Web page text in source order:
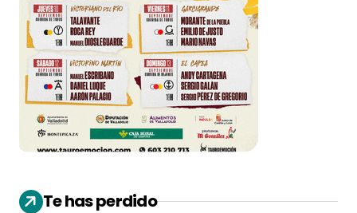
Te has perdido